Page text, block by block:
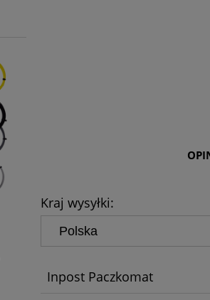
Kraj wysyłki:
Inpost Paczkomat